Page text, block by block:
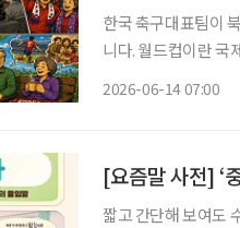
한국 축구대표팀이
니다. 월드컵이란 국제 경기는 젊은 세대에게 응원과 열정의 경험이고, 시니어 세대에게는 추
2026-06-14 07:00
[요즘말 사전] ‘
짧고 간단해 보여도